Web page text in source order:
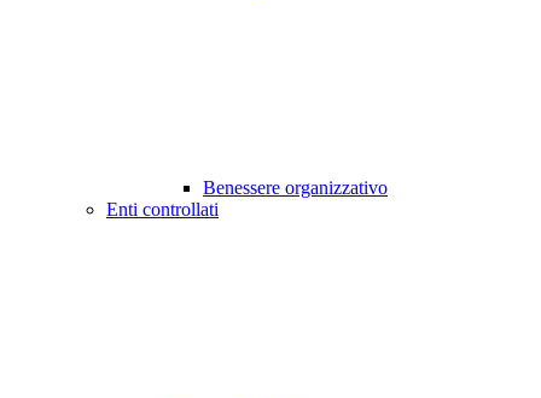
Benessere organizzativo
Enti controllati